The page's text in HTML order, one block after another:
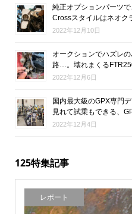
純正オプションパーツ
Crossスタイルはネオク
2022年12月10日
オークションでハズレ
路…。壊れまくる
2022年12月6日
国内最大級のGPX専門
見れて試乗もできる、
2022年12月4日
125特集記事
レポート